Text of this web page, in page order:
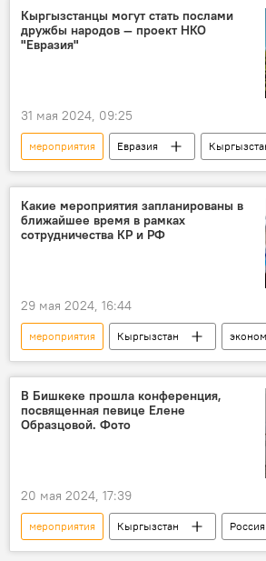
Кыргызстанцы могут стать послами
дружбы народов — проект НКО
"Евразия"
31 мая 2024, 09:25
мероприятия Евразия
НКО
проект
посол
Какие мероприятия запланированы в
ближайшее время в рамках
сотрудничества КР и РФ
29 мая 2024, 16:44
мероприятия Кыргызстан
Россия
сотрудничество
В Бишкеке прошла конференция,
посвященная певице Елене
Образцовой. Фото
20 мая 2024, 17:39
мероприятия Кыргызстан
Россия
опера
музыка
Елена